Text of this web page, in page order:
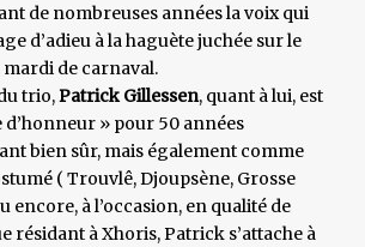
de nombreuses années la voix qui
d’adieu à la haguète juchée sur le
de carnaval.
trio,Patrick Gillessen, quant à lui, est
» pour 50 années
bien sûr, mais également comme
( Trouvlê, Djoupsène, Grosse
encore, à l’occasion, en qualité de
résidant à Xhoris, Patrick s’attache à